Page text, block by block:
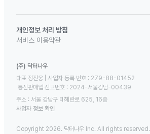
개인정보 처리 방침
서비스 이용약관
(주) 닥터나우
대표 정진웅 | 사업자 등록 번호 : 279-88-01452
통신판매업 신고번호 : 2024-서울강남-00439
주소 : 서울 강남구 테헤란로 625, 16층
사업자 정보 확인
Copyright 2026. 닥터나우 Inc. All rights reserved.